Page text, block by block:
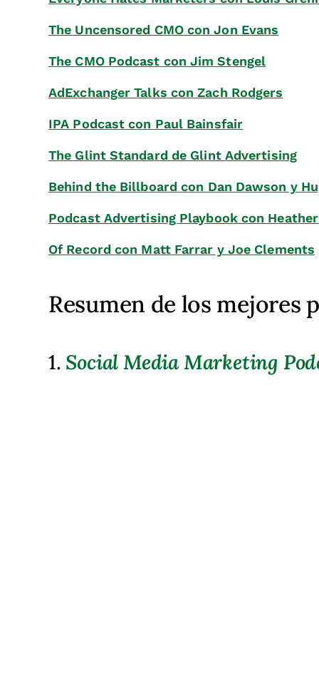
The Uncensored CMOcon Jon Evans
The CMO Podcast con Jim Stengel
AdExchanger Talks con Zach Rodgers
IPA Podcast con Paul Bainsfair
The Glint Standard de Glint Advertising
Behind the Billboard con Dan Dawson y
Podcast Advertising Playbookcon Heather
Of Record con Matt Farrar y Joe Clements
Resumen de los mejores
1. Social Media Marketing